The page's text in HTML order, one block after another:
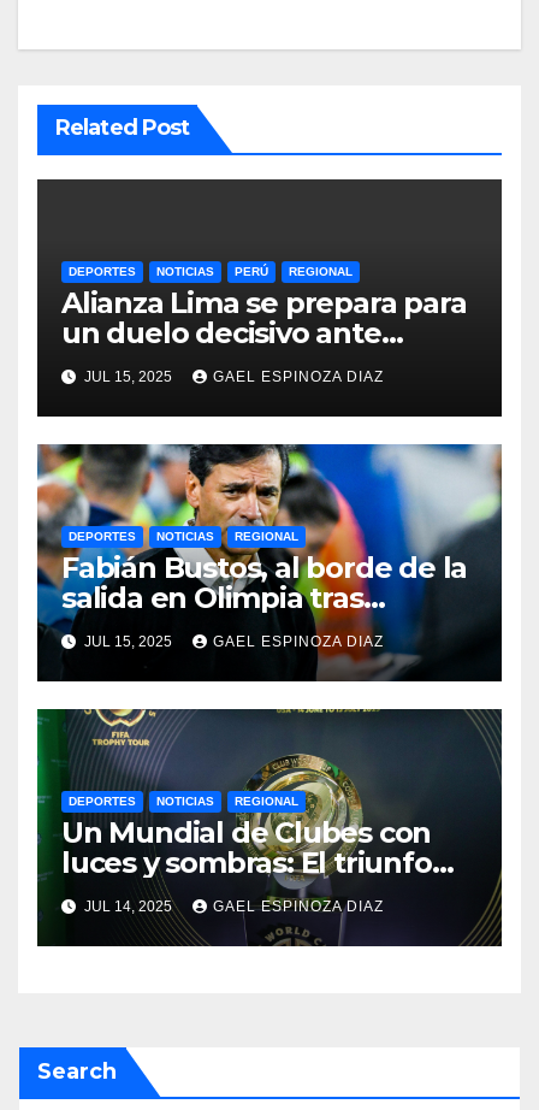
Related Post
DEPORTES NOTICIAS PERÚ REGIONAL
Alianza Lima se prepara para
un duelo decisivo ante
Gremio por la Sudamericana
2025
JUL 15, 2025 GAEL ESPINOZA DIAZ
DEPORTES NOTICIAS REGIONAL
Fabián Bustos, al borde de la
salida en Olimpia tras
dolorosa derrota en
Paraguay
JUL 15, 2025 GAEL ESPINOZA DIAZ
DEPORTES NOTICIAS REGIONAL
Un Mundial de Clubes con
luces y sombras: El triunfo
del Chelsea y las lecciones
del torneo
JUL 14, 2025 GAEL ESPINOZA DIAZ
Search